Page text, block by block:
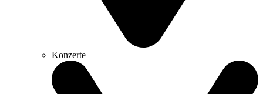
Konzerte